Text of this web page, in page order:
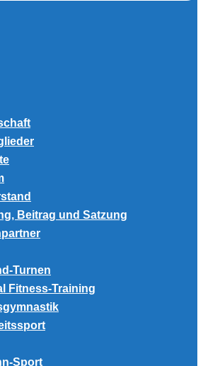
Beitrag und Satzung
Turnen
Fitness-Training
Sport